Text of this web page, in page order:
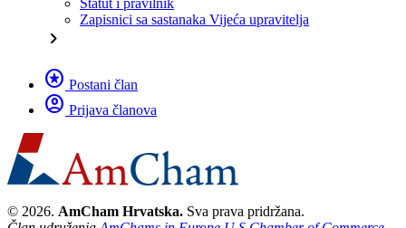
Zapisnici sa sastanaka Vijeća upravitelja
chevron_right
stars Postani član
account_circle Prijava članova
© 2026. AmCham Hrvatska. Sva prava pridržana.